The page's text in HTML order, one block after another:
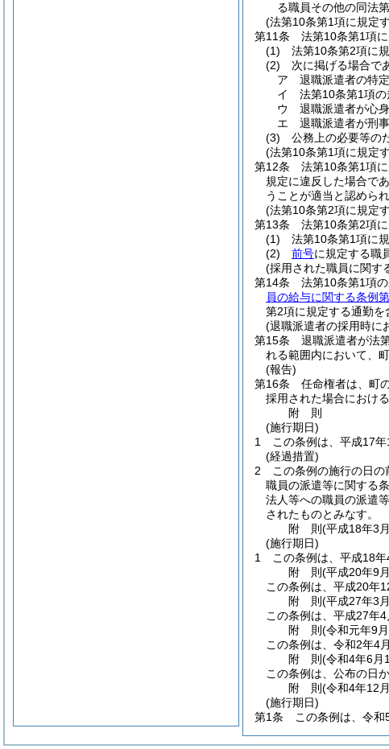
る職員その他の同法
(法第10条第1項に規定
第11条
法第10条第1項
(1)
法第10条第2項に
(2)
次に掲げる場合で
ア
退職派遣者の特
イ
法第10条第1項
ウ
退職派遣者が心
エ
退職派遣者が刑
(3)
公務上の必要等の
(法第10条第1項に規定
第12条
法第10条第1項
規定に違反した場合で
うことが適当と認めら
(法第10条第2項に規定
第13条
法第10条第2項
(1)
法第10条第1項に
(2)
前号に規定する職
(採用された職員に関す
第14条
法第10条第1項
員の給与に関する条例
第2項に規定する通勤を
(退職派遣者の採用時に
第15条
退職派遣者が法
れる範囲内において、
(報告)
第16条
任命権者は、町
採用された場合におけ
附 則
(施行期日)
1
この条例は、平成17年
(経過措置)
2
この条例の施行の日
職員の派遣等に関する
法人等への職員の派遣
されたものとみなす。
附 則(平成18年3
(施行期日)
1
この条例は、平成18年
附 則(平成20年9
この条例は、平成20年
附 則(平成27年3
この条例は、平成27年4
附 則(令和元年9
この条例は、令和2年4
附 則(令和4年6月
この条例は、公布の日
附 則(令和4年12
(施行期日)
第1条
この条例は、令和